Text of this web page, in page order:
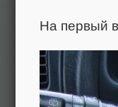
На первый